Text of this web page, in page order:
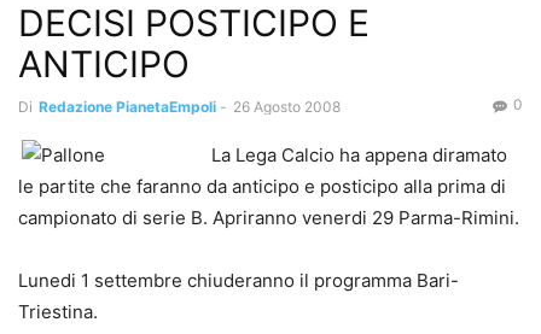
DECISI POSTICIPO E
ANTICIPO
Di Redazione PianetaEmpoli - 26 Agosto 2008 0
La Lega Calcio ha appena diramato
le partite che faranno da anticipo e posticipo alla prima di
campionato di serie B. Apriranno venerdi 29 Parma-Rimini.
Lunedi 1 settembre chiuderanno il programma Bari-
Triestina.